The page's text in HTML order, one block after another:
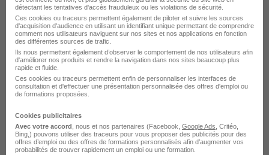
Voir l’offre
plus de 1 mois
Electronicien Maintenance Piscine H/F
Acass Super recruteur
Nice - 06 CDI 2 000 - 2 900 € / mois
détectant les tentatives d'accès frauduleux ou les violations de sécurité.
Ces cookies ou traceurs permettent également de piloter et suivre les sources
d'acquisition d'audience en utilisant un identifiant unique permettant de comprendre
comment nos utilisateurs naviguent sur nos sites et nos applications en fonction
des différentes sources de trafic.
Ils nous permettent également d’observer le comportement de nos utilisateurs afin
d'améliorer nos produits et rendre la navigation dans nos sites beaucoup plus
rapide et fluide.
Ces cookies ou traceurs permettent enfin de personnaliser les interfaces de
consultation et d'effectuer une présentation personnalisée des offres d'emploi ou
de formations proposées.
Cookies publicitaires
Avec votre accord , nous et nos partenaires (Facebook, Google Ads , Critéo,
Bing,) pouvons utiliser des traceurs pour vous proposer des publicités pour des
offres d’emploi ou des offres de formations personnalisés afin d’augmenter vos
probabilités de trouver rapidement un emploi ou une formation.